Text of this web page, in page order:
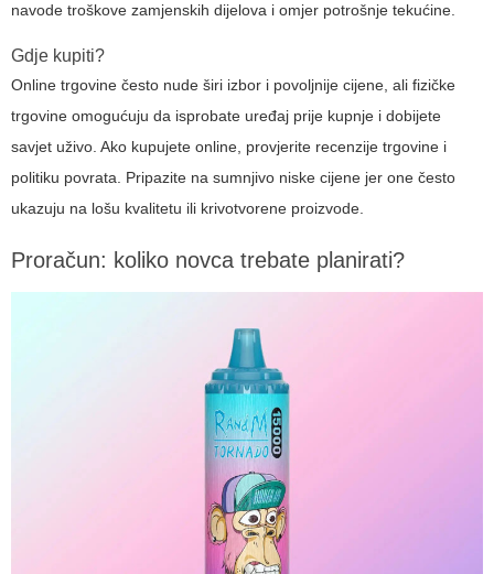
navode troškove zamjenskih dijelova i omjer potrošnje tekućine.
Gdje kupiti?
Online trgovine često nude širi izbor i povoljnije cijene, ali fizičke
trgovine omogućuju da isprobate uređaj prije kupnje i dobijete
savjet uživo. Ako kupujete online, provjerite recenzije trgovine i
politiku povrata. Pripazite na sumnjivo niske cijene jer one često
ukazuju na lošu kvalitetu ili krivotvorene proizvode.
Proračun: koliko novca trebate planirati?